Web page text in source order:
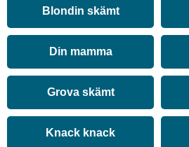
Blondin skämt
Din mamma
Grova skämt
Knack knack